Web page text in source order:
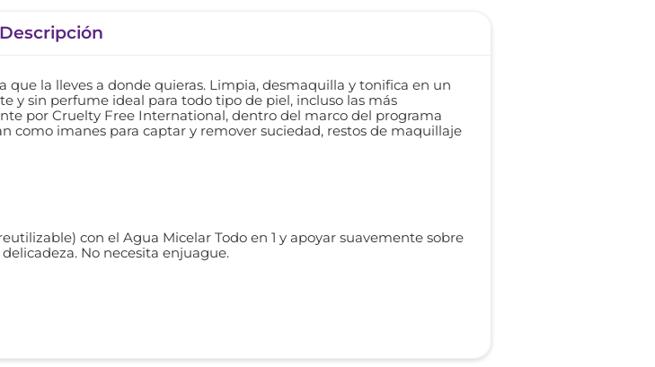
Descripción
que la lleves a donde quieras. Limpia, desmaquilla y tonifica en un
y sin perfume ideal para todo tipo de piel, incluso las más
por Cruelty Free International, dentro del marco del programa
como imanes para captar y remover suciedad, restos de maquillaje
con el Agua Micelar Todo en 1 y apoyar suavemente sobre
No necesita enjuague.